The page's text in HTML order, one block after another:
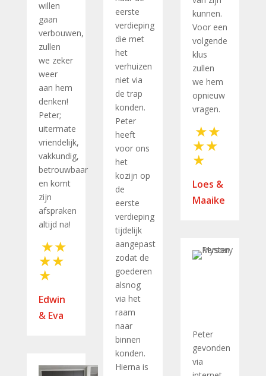
willen
gaan
verbouwen,
zullen
we zeker
weer
aan hem
denken!
Peter;
uitermate
vriendelijk,
vakkundig,
betrouwbaar
en komt
zijn
afspraken
altijd na!
Edwin
& Eva
kunnen.
Voor een
volgende
klus
zullen
we hem
opnieuw
vragen.
Loes &
Maaike
eerste
verdieping
die met
het
verhuizen
niet via
de trap
konden.
Peter
heeft
voor ons
het
kozijn op
de
eerste
verdieping
tijdelijk
aangepast
zodat de
goederen
alsnog
via het
raam
naar
binnen
konden.
Hierna is
Peter
gevonden
via